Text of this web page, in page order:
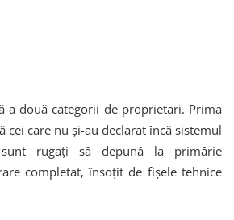
a două categorii de proprietari. Prima
cei care nu și-au declarat încă sistemul
sunt rugați să depună la primărie
completat, însoțit de fișele tehnice